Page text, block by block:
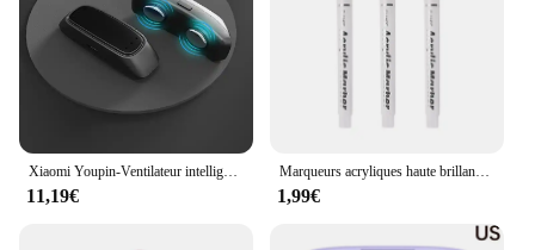
Xiaomi Youpin-Ventilateur intelligent portable pour hommes et femmes, amélioration du sommeil, petit appareil anti-siciing confortable
11,19€
Marqueurs acryliques haute brillance, stylos graffiti, encre étanche, pratique, portable, or, argent, blanc, peinture, ensemble de 3 pièces
1,99€